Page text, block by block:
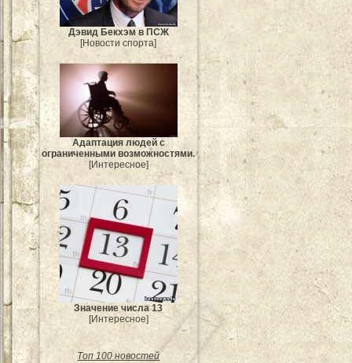
Дэвид Бекхэм в ПСЖ
[Новости спорта]
Адаптация людей с
ограниченными возможностями.
[Интересное]
Значение числа 13
[Интересное]
Топ 100 новостей